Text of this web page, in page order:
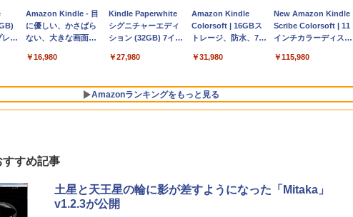
イ
ン
イ
ウン
tomtoc 360°保護
15.6 16インチ パソコ
ンケース Dell NEC
dynabook Lenovo
￥2,952
Apple 2026
MacBook Air M5チ
ップ搭載13インチノ
Apple Intelligence、
Retinaディスプレ
イ、16GBユニファイ
ドメモリ、1TB SSD
￥261,414
【Amazon.co.jp限
定】 HP ノートパソ
コン 15-fd 15.6イン
512GB SSD インテ
￥129,800
FMV ノートパソコン
WE1-K3 (MS 365
Personal/Copilotキー
型/Core i5/16GB/SSD
FMVWK3E15W_AZ
￥139,880
ド
定
ム
ロ
Microsoft Office
Home & Business
2024(最新 永続版)|オ
版|Windows11、
￥39,582
Robloxギフトカード
- 2,000 Robux 【限
定バーチャルアイテ
インゲームコード】
ラインコード版
￥3,200
Robloxギフトカード
- 1000 Robux 【限定
バーチャルアイテム
ンゲームコード】 ロ
ンコード版
￥1,600
Windows版 |
Minecraft (マインクラ
フト): Java & Bedrock
ード版
￥3,600
公
AIイラスト表現辞典:
思い通りの絵を引き
出す プロンプトの言
ズ (はぴーイラスト
￥480
ClaudeCode いちば
んやさしい 教科書:
非エンジニア 初心者
マニュアル AI副業に
もKindle出版にも！
非エンジニアのため
のAIコーディング入
￥99
1冊ですべて身につく
HTML & CSSとWeb
デザイン入門講座
￥1,292
FM TOWNS ハイパ
ー・カタログ: 本体ハ
ードウェア・市販ソフ
トリストと最新エミュ
￥1,600
レ
ッ
Amazon Kindle - 目
に優しい、かさばら
ない、大きな画面で
続バッテリー、6イン
書籍リーダー、ブラ
ック、16GB、広告な
し
￥16,980
Kindle Paperwhite
シグニチャーエディ
ション (32GB) 7イン
るさ自動調整、色調
持続バッテリー、広
告なし、メタリック
ブラック
￥27,980
Amazon Kindle
Colorsoft | 16GBス
トレージ、防水、7イ
レイ、色調調節ライ
ッテリー、広告無
し、ブラック (2025
年発売)
￥31,980
New Amazon Kindle
Scribe Colorsoft | 11
インチカラーディスプ
ジ、ノート機能搭載、
調節ライト、プレミア
イト
￥115,980
Amazonランキングをもっと見る
すめ記事
土星と天王星の輪に影が差すようになった「Mitaka」
v1.2.3が公開